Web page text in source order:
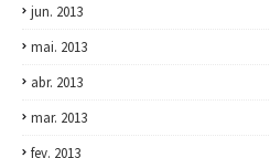
jun. 2013
mai. 2013
abr. 2013
mar. 2013
fev. 2013